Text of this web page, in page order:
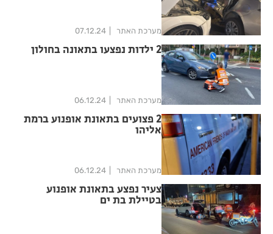
מערכת האתר 07.12.24
2 ילדות נפצעו בתאונה בחולון
מערכת האתר 06.12.24
2 פצועים בתאונת אופנוע ברמת
אליהו
מערכת האתר 06.12.24
צעיר נפצע בתאונת אופנוע
בטיילת בת ים